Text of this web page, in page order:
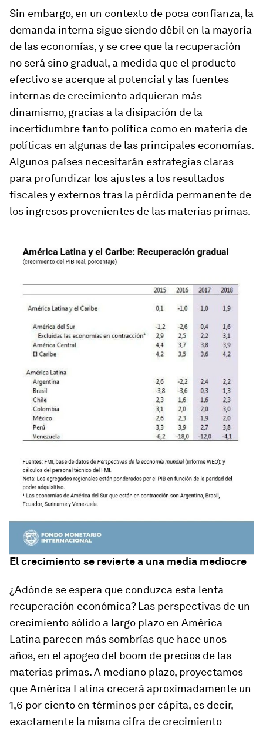
Sin embargo, en un contexto de poca confianza, la
demanda interna sigue siendo débil en la mayoría
de las economías, y se cree que la recuperación
no será sino gradual, a medida que el producto
efectivo se acerque al potencial y las fuentes
internas de crecimiento adquieran más
dinamismo, gracias a la disipación de la
incertidumbre tanto política como en materia de
políticas en algunas de las principales economías.
Algunos países necesitarán estrategias claras
para profundizar los ajustes a los resultados
fiscales y externos tras la pérdida permanente de
los ingresos provenientes de las materias primas.
El crecimiento se revierte a una media mediocre
¿Adónde se espera que conduzca esta lenta
recuperación económica? Las perspectivas de un
crecimiento sólido a largo plazo en América
Latina parecen más sombrías que hace unos
años, en el apogeo del boom de precios de las
materias primas. A mediano plazo, proyectamos
que América Latina crecerá aproximadamente un
1,6 por ciento en términos per cápita, es decir,
exactamente la misma cifra de crecimiento